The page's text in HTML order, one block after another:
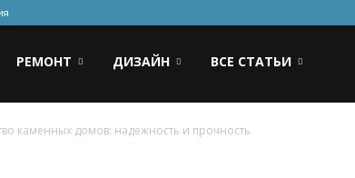
РЕМОНТ ДИЗАЙН ВСЕ СТАТЬИ
каменных домов: надежность и прочность